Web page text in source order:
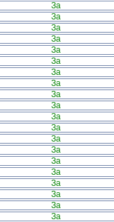
За
За
За
За
За
За
За
За
За
За
За
За
За
За
За
За
За
За
За
За